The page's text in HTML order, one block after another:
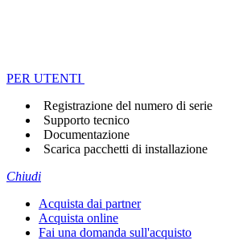
PER UTENTI
Registrazione del numero di serie
Supporto tecnico
Documentazione
Scarica pacchetti di installazione
Chiudi
Acquista dai partner
Acquista online
Fai una domanda sull'acquisto